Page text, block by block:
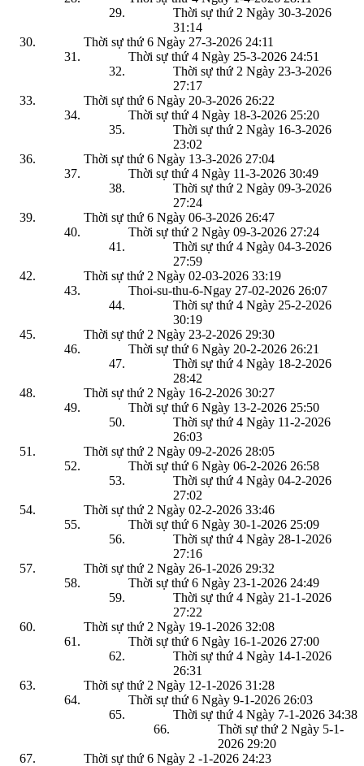
Thời sự thứ 2 Ngày 30-3-2026
31:14
Thời sự thứ 6 Ngày 27-3-2026 24:11
Thời sự thứ 4 Ngày 25-3-2026 24:51
Thời sự thứ 2 Ngày 23-3-2026
27:17
Thời sự thứ 6 Ngày 20-3-2026 26:22
Thời sự thứ 4 Ngày 18-3-2026 25:20
Thời sự thứ 2 Ngày 16-3-2026
23:02
Thời sự thứ 6 Ngày 13-3-2026 27:04
Thời sự thứ 4 Ngày 11-3-2026 30:49
Thời sự thứ 2 Ngày 09-3-2026
27:24
Thời sự thứ 6 Ngày 06-3-2026 26:47
Thời sự thứ 2 Ngày 09-3-2026 27:24
Thời sự thứ 4 Ngày 04-3-2026
27:59
Thời sự thứ 2 Ngày 02-03-2026 33:19
Thoi-su-thu-6-Ngay 27-02-2026 26:07
Thời sự thứ 4 Ngày 25-2-2026
30:19
Thời sự thứ 2 Ngày 23-2-2026 29:30
Thời sự thứ 6 Ngày 20-2-2026 26:21
Thời sự thứ 4 Ngày 18-2-2026
28:42
Thời sự thứ 2 Ngày 16-2-2026 30:27
Thời sự thứ 6 Ngày 13-2-2026 25:50
Thời sự thứ 4 Ngày 11-2-2026
26:03
Thời sự thứ 2 Ngày 09-2-2026 28:05
Thời sự thứ 6 Ngày 06-2-2026 26:58
Thời sự thứ 4 Ngày 04-2-2026
27:02
Thời sự thứ 2 Ngày 02-2-2026 33:46
Thời sự thứ 6 Ngày 30-1-2026 25:09
Thời sự thứ 4 Ngày 28-1-2026
27:16
Thời sự thứ 2 Ngày 26-1-2026 29:32
Thời sự thứ 6 Ngày 23-1-2026 24:49
Thời sự thứ 4 Ngày 21-1-2026
27:22
Thời sự thứ 2 Ngày 19-1-2026 32:08
Thời sự thứ 6 Ngày 16-1-2026 27:00
Thời sự thứ 4 Ngày 14-1-2026
26:31
Thời sự thứ 2 Ngày 12-1-2026 31:28
Thời sự thứ 6 Ngày 9-1-2026 26:03
Thời sự thứ 4 Ngày 7-1-2026 34:38
Thời sự thứ 2 Ngày 5-1-
2026 29:20
Thời sự thứ 6 Ngày 2 -1-2026 24:23